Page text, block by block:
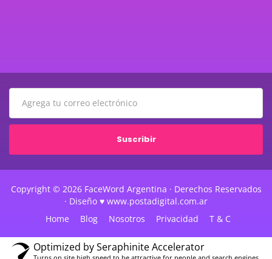
Suscribir
Copyright © 2026 FaceWord Argentina · Derechos Reservados
· Diseño ♥ www.postadigital.com.ar
Home
Blog Nosotros Privacidad T & C
Optimized by Seraphinite Accelerator